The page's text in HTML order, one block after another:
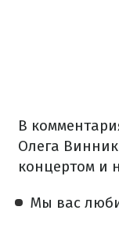
В
Олега
концертом и
Мы вас